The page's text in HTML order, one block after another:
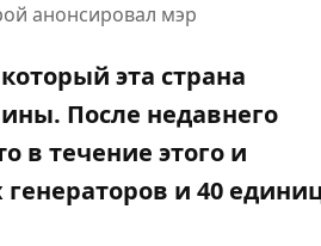
анонсировал мэр
эта страна
После недавнего
в течение этого и
и 40